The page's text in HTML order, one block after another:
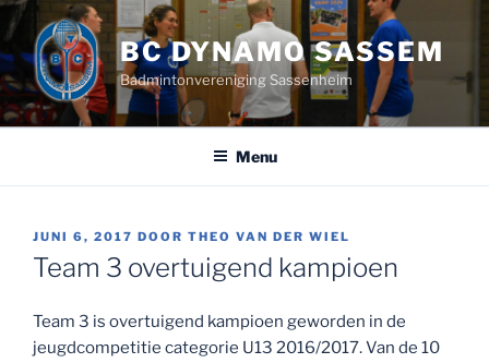
Ga
naar
de
inhoud
BC DYNAMO SASSEM
Badmintonvereniging Sassenheim
Menu
GEPLAATST
OP
JUNI 6, 2017 DOOR THEO VAN DER WIEL
Team 3 overtuigend kampioen
Team 3 is overtuigend kampioen geworden in de
jeugdcompetitie categorie U13 2016/2017. Van de 10